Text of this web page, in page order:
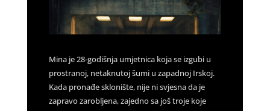
Mina je 28-godišnja umjetnica koja se izgubi u
prostranoj, netaknutoj šumi u zapadnoj Irskoj.
Kada pronađe sklonište, nije ni svjesna da je
zapravo zarobljena, zajedno sa još troje koje